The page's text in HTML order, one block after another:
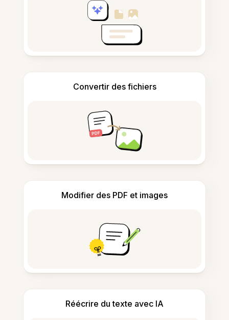
Convertir des fichiers
Modifier des PDF et images
Réécrire du texte avec IA